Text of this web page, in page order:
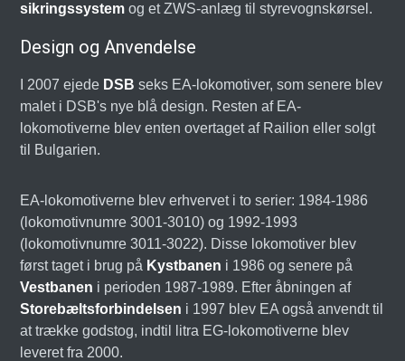
sikringssystem og et ZWS-anlæg til styrevognskørsel.
Design og Anvendelse
I 2007 ejede DSB seks EA-lokomotiver, som senere blev
malet i DSB's nye blå design. Resten af EA-
lokomotiverne blev enten overtaget af Railion eller solgt
til Bulgarien.
EA-lokomotiverne blev erhvervet i to serier: 1984-1986
(lokomotivnumre 3001-3010) og 1992-1993
(lokomotivnumre 3011-3022). Disse lokomotiver blev
først taget i brug på Kystbanen i 1986 og senere på
Vestbanen i perioden 1987-1989. Efter åbningen af
Storebæltsforbindelsen i 1997 blev EA også anvendt til
at trække godstog, indtil litra EG-lokomotiverne blev
leveret fra 2000.